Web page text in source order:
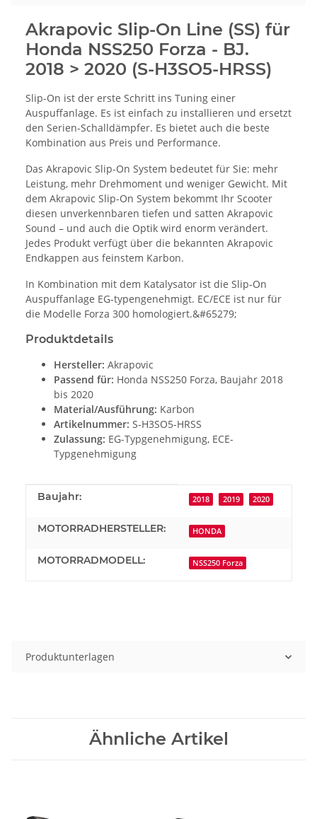
Akrapovic Slip-On Line (SS) für
Honda NSS250 Forza - BJ.
2018 > 2020 (S-H3SO5-HRSS)
Slip-On ist der erste Schritt ins Tuning einer
Auspuffanlage. Es ist einfach zu installieren und ersetzt
den Serien-Schalldämpfer. Es bietet auch die beste
Kombination aus Preis und Performance.
Das Akrapovic Slip-On System bedeutet für Sie: mehr
Leistung, mehr Drehmoment und weniger Gewicht. Mit
dem Akrapovic Slip-On System bekommt Ihr Scooter
diesen unverkennbaren tiefen und satten Akrapovic
Sound – und auch die Optik wird enorm verändert.
Jedes Produkt verfügt über die bekannten Akrapovic
Endkappen aus feinstem Karbon.
In Kombination mit dem Katalysator ist die Slip-On
Auspuffanlage EG-typengenehmigt. EC/ECE ist nur für
die Modelle Forza 300 homologiert.&#65279;
Produktdetails
Hersteller: Akrapovic
Passend für: Honda NSS250 Forza, Baujahr 2018
bis 2020
Material/Ausführung: Karbon
Artikelnummer: S-H3SO5-HRSS
Zulassung: EG-Typgenehmigung, ECE-
Typgenehmigung
Produkteigenschaft
Wert
Baujahr: 2018 2019 2020
MOTORRADHERSTELLER: HONDA
MOTORRADMODELL: NSS250 Forza
Produktunterlagen
Ähnliche Artikel